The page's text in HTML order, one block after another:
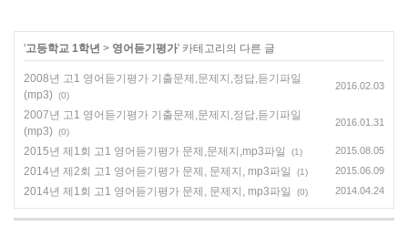
'고등학교 1학년 > 영어듣기평가' 카테고리의 다른 글
2008년 고1 영어듣기평가 기출문제,문제지,정답,듣기파일
(mp3) (0)
2016.02.03
2007년 고1 영어듣기평가 기출문제,문제지,정답,듣기파일
(mp3) (0)
2016.01.31
2015년 제1회 고1 영어듣기평가 문제,문제지,mp3파일 (1) 2015.08.05
2014년 제2회 고1 영어듣기평가 문제, 문제지, mp3파일 (1) 2015.06.09
2014년 제1회 고1 영어듣기평가 문제, 문제지, mp3파일 (0) 2014.04.24